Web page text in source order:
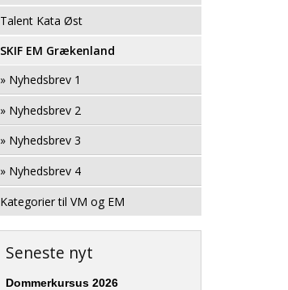
Talent Kata Øst
SKIF EM Grækenland
» Nyhedsbrev 1
» Nyhedsbrev 2
» Nyhedsbrev 3
» Nyhedsbrev 4
Kategorier til VM og EM
Seneste nyt
Dommerkursus 2026